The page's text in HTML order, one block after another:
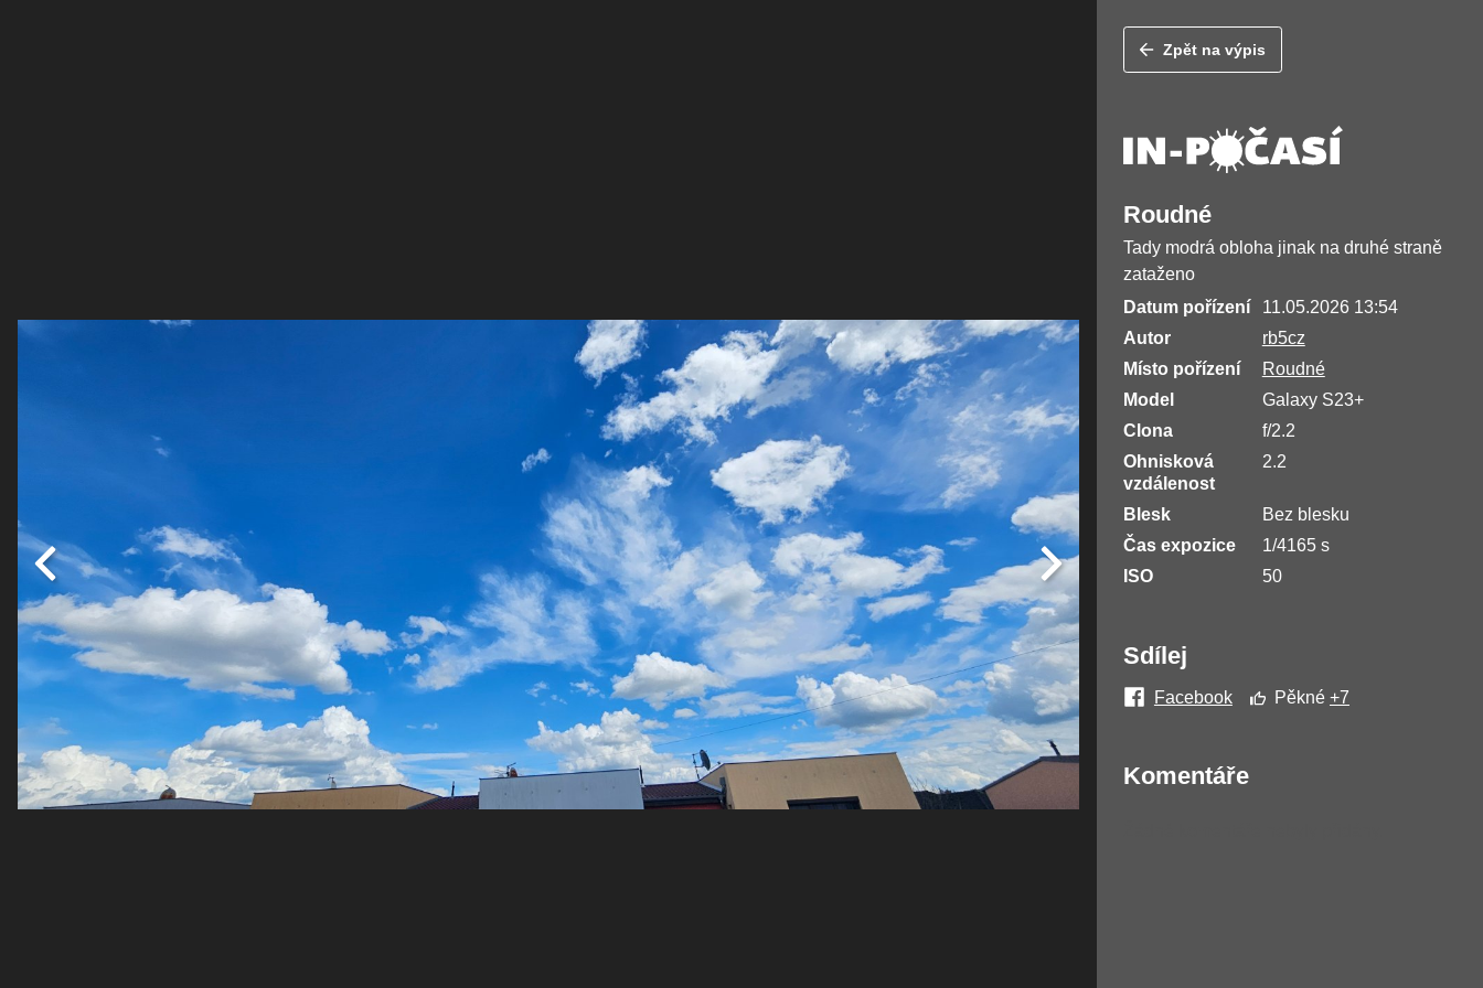
Zpět na výpis
Roudné
Tady modrá obloha jinak na druhé straně
zataženo
Datum pořízení
11.05.2026 13:54
Autor
rb5cz
Místo pořízení
Roudné
Model
Galaxy S23+
Clona
f/2.2
Ohnisková
vzdálenost
2.2
Blesk
Bez blesku
Čas expozice
1/4165 s
ISO
50
Sdílej
Facebook Pěkné +7
Komentáře